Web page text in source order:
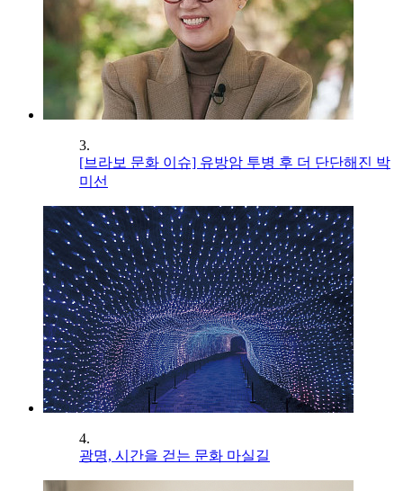
3.
[브라보 문화 이슈] 유방암 투병 후 더 단단해진 박
미선
4.
광명, 시간을 걷는 문화 마실길